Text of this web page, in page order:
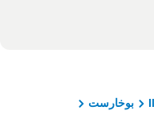
بوخارست